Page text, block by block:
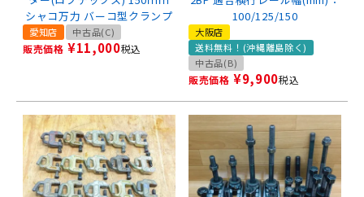
シャコ万力 バーコ型クランプ
愛知店 中古品(C)
販売価格 ¥11,000税込
100/125/150
大阪店
送料無料！(沖縄離島除く)
中古品(B)
販売価格 ¥9,900税込